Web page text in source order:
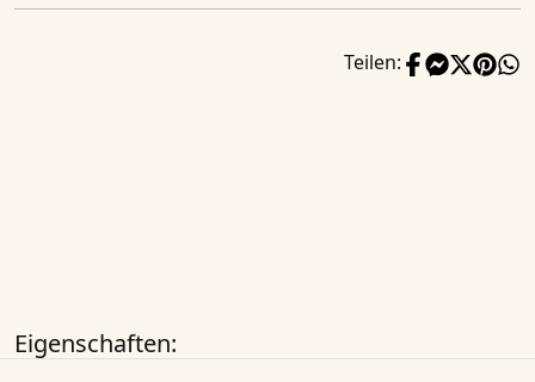
Teilen:
Eigenschaften: